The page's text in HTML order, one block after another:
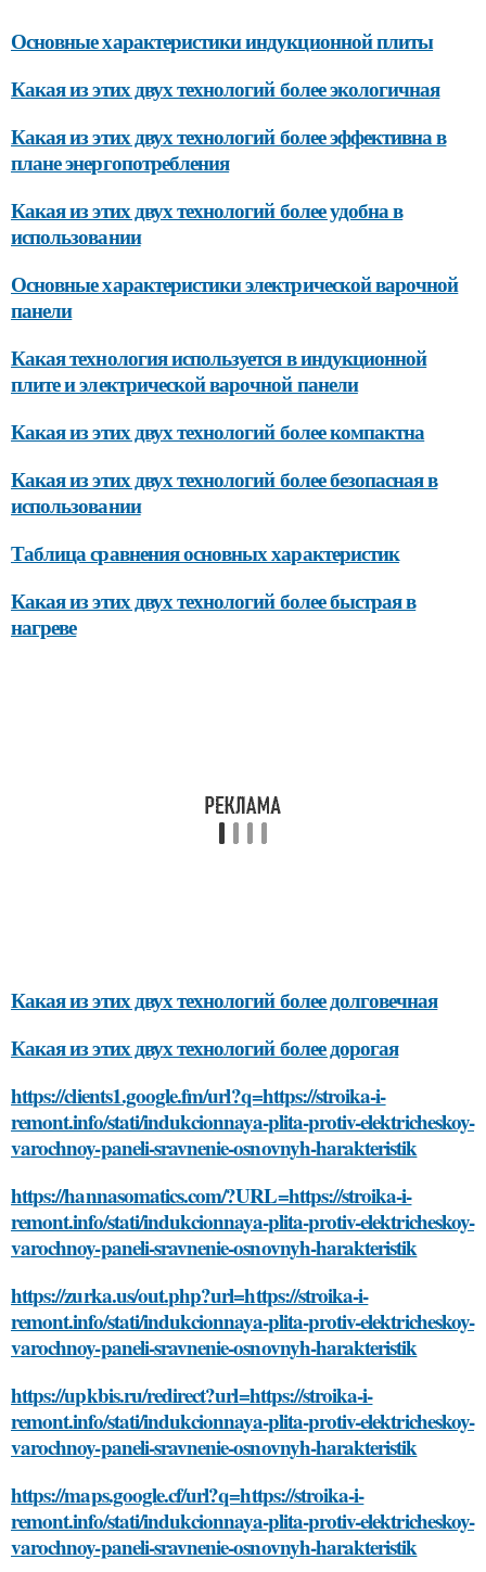
Основные характеристики индукционной плиты
Какая из этих двух технологий более экологичная
Какая из этих двух технологий более эффективна в
плане энергопотребления
Какая из этих двух технологий более удобна в
использовании
Основные характеристики электрической варочной
панели
Какая технология используется в индукционной
плите и электрической варочной панели
Какая из этих двух технологий более компактна
Какая из этих двух технологий более безопасная в
использовании
Таблица сравнения основных характеристик
Какая из этих двух технологий более быстрая в
нагреве
Какая из этих двух технологий более долговечная
Какая из этих двух технологий более дорогая
https://clients1.google.fm/url?q=https://stroika-i-
remont.info/stati/indukcionnaya-plita-protiv-elektricheskoy-
varochnoy-paneli-sravnenie-osnovnyh-harakteristik
https://hannasomatics.com/?URL=https://stroika-i-
remont.info/stati/indukcionnaya-plita-protiv-elektricheskoy-
varochnoy-paneli-sravnenie-osnovnyh-harakteristik
https://zurka.us/out.php?url=https://stroika-i-
remont.info/stati/indukcionnaya-plita-protiv-elektricheskoy-
varochnoy-paneli-sravnenie-osnovnyh-harakteristik
https://upkbis.ru/redirect?url=https://stroika-i-
remont.info/stati/indukcionnaya-plita-protiv-elektricheskoy-
varochnoy-paneli-sravnenie-osnovnyh-harakteristik
https://maps.google.cf/url?q=https://stroika-i-
remont.info/stati/indukcionnaya-plita-protiv-elektricheskoy-
varochnoy-paneli-sravnenie-osnovnyh-harakteristik